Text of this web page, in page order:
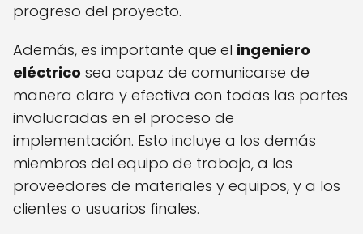
progreso del proyecto.
Además, es importante que el ingeniero
eléctrico sea capaz de comunicarse de
manera clara y efectiva con todas las partes
involucradas en el proceso de
implementación. Esto incluye a los demás
miembros del equipo de trabajo, a los
proveedores de materiales y equipos, y a los
clientes o usuarios finales.